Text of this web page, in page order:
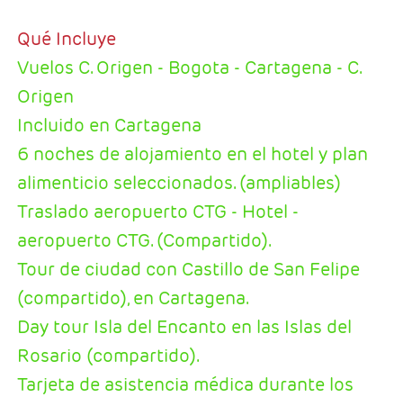
Qué Incluye
Vuelos C. Origen - Bogota - Cartagena - C.
Origen
Incluido en Cartagena
6 noches de alojamiento en el hotel y plan
alimenticio seleccionados. (ampliables)
Traslado aeropuerto CTG - Hotel -
aeropuerto CTG. (Compartido).
Tour de ciudad con Castillo de San Felipe
(compartido), en Cartagena.
Day tour Isla del Encanto en las Islas del
Rosario (compartido).
Tarjeta de asistencia médica durante los